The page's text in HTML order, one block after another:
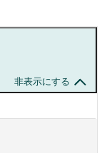
非表示にする